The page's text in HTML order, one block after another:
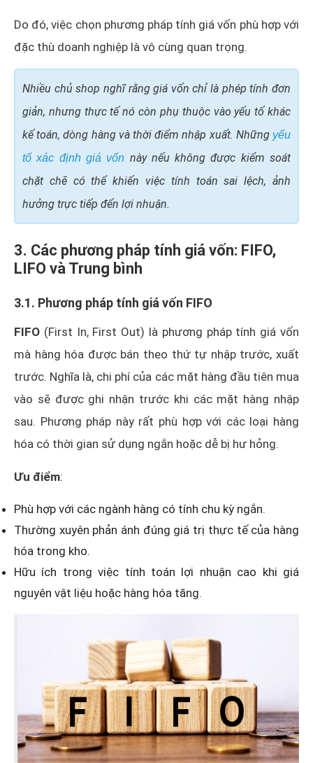
Do đó, việc chọn phương pháp tính giá vốn phù hợp với
đặc thù doanh nghiệp là vô cùng quan trọng.
Nhiều chủ shop nghĩ rằng giá vốn chỉ là phép tính đơn
giản, nhưng thực tế nó còn phụ thuộc vào yếu tố khác
kế toán, dòng hàng và thời điểm nhập xuất. Những yếu
tố xác định giá vốn này nếu không được kiểm soát
chặt chẽ có thể khiến việc tính toán sai lệch, ảnh
hưởng trực tiếp đến lợi nhuận.
3. Các phương pháp tính giá vốn: FIFO,
LIFO và Trung bình
3.1. Phương pháp tính giá vốn FIFO
FIFO (First In, First Out) là phương pháp tính giá vốn
mà hàng hóa được bán theo thứ tự nhập trước, xuất
trước. Nghĩa là, chi phí của các mặt hàng đầu tiên mua
vào sẽ được ghi nhận trước khi các mặt hàng nhập
sau. Phương pháp này rất phù hợp với các loại hàng
hóa có thời gian sử dụng ngắn hoặc dễ bị hư hỏng.
Ưu điểm:
Phù hợp với các ngành hàng có tính chu kỳ ngắn.
Thường xuyên phản ánh đúng giá trị thực tế của hàng
hóa trong kho.
Hữu ích trong việc tính toán lợi nhuận cao khi giá
nguyên vật liệu hoặc hàng hóa tăng.